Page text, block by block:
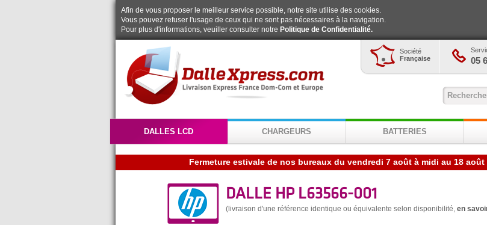
Afin de vous proposer le meilleur service possible, notre site utilise des cookies.
Vous pouvez refuser l'usage de ceux qui ne sont pas nécessaires à la navigation.
Pour plus d'informations, veuiller consulter notre Politique de Confidentialité.
Société
Française
05
DALLES LCD CHARGEURS BATTERIES
Fermeture estivale de nos bureaux du vendredi 7 août à midi au 18
DALLE HP L63566-001
(livraison d'une référence identique ou équivalente selon disponibilité, en